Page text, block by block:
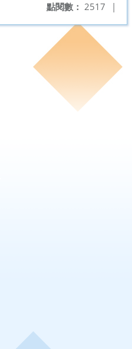
點閱數： 2517 |